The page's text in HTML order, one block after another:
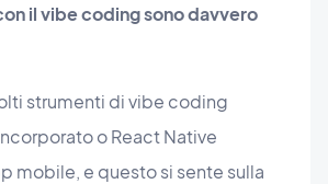
il vibe coding sono davvero
strumenti di vibe coding
o React Native
mobile, e questo si sente sulla